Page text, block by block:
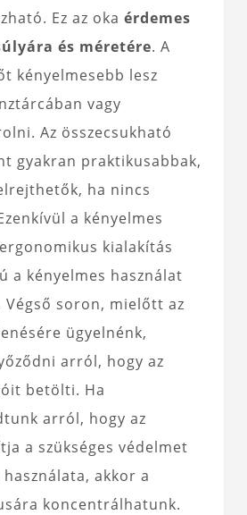
Ez az oka érdemes
és méretére. A
kényelmesebb lesz
vagy
Az összecsukható
gyakran praktikusabbak,
ha nincs
a kényelmes
kialakítás
a kényelmes használat
soron, mielőtt az
ügyelnénk,
arról, hogy az
betölti. Ha
arról, hogy az
a szükséges védelmet
akkor a
koncentrálhatunk.